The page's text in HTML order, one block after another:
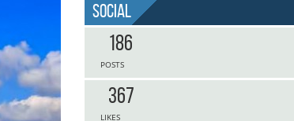
Social
186
POSTS
367
LIKES